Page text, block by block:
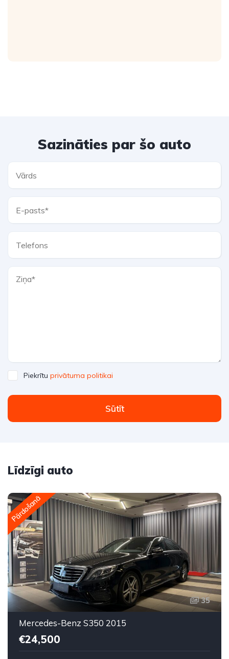
Sazināties par šo auto
Piekrītu privātuma politikai
Sūtīt
Līdzīgi auto
Pārdošanā
35
Mercedes-Benz S350 2015
€24,500